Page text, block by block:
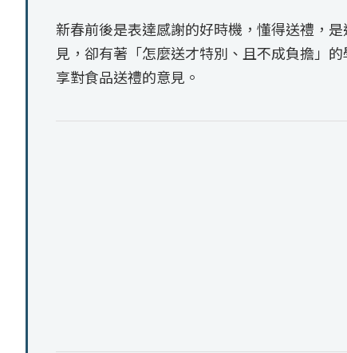
新春前後是表達感謝的好時機，懂得送禮，
見，卻有著「怎麼送才特別、且不成負擔」
享對食品送禮的意見。